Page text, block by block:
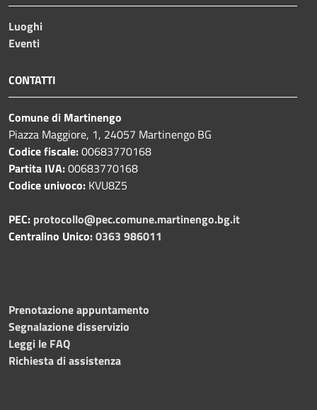
Luoghi
Eventi
CONTATTI
Comune di Martinengo
Piazza Maggiore, 1, 24057 Martinengo BG
Codice fiscale:00683770168
Partita IVA:00683770168
Codice univoco: KVU8Z5
PEC: protocollo@pec.comune.martinengo.bg.it
Centralino Unico:0363 986011
Prenotazione appuntamento
Segnalazione disservizio
Leggi le FAQ
Richiesta di assistenza